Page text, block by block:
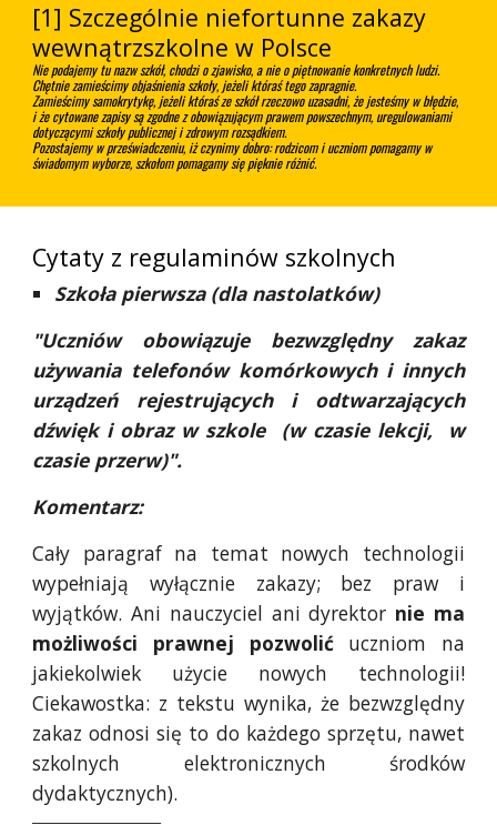
[1] Szczególnie niefortunne zakazy
wewnątrzszkolne w Polsce
Nie podajemy tu nazw szkół, chodzi o zjawisko, a nie o piętnowanie konkretnych ludzi.
Chętnie zamieścimy objaśnienia szkoły, jeżeli któraś tego zapragnie.
Zamieścimy samokrytykę, jeżeli któraś ze szkół rzeczowo uzasadni, że jesteśmy w błędzie,
i że cytowane zapisy są zgodne z obowiązującym prawem powszechnym, uregulowaniami
dotyczącymi szkoły publicznej i zdrowym rozsądkiem.
Pozostajemy w przeświadczeniu, iż czynimy dobro: rodzicom i uczniom pomagamy w
świadomym wyborze, szkołom pomagamy się pięknie różnić.
Cytaty z regulaminów szkolnych
Szkoła pierwsza (dla nastolatków)
"Uczniów obowiązuje bezwzględny zakaz
używania telefonów komórkowych i innych
urządzeń rejestrujących i odtwarzających
dźwięk i obraz w szkole (w czasie lekcji, w
czasie przerw)".
Komentarz:
Cały paragraf na temat nowych technologii
wypełniają wyłącznie zakazy; bez praw i
wyjątków. Ani nauczyciel ani dyrektor nie ma
możliwości prawnej pozwolićuczniom na
jakiekolwiek użycie nowych technologii!
Ciekawostka: z tekstu wynika, że bezwzględny
zakaz odnosi się to do każdego sprzętu, nawet
szkolnych elektronicznych środków
dydaktycznych).